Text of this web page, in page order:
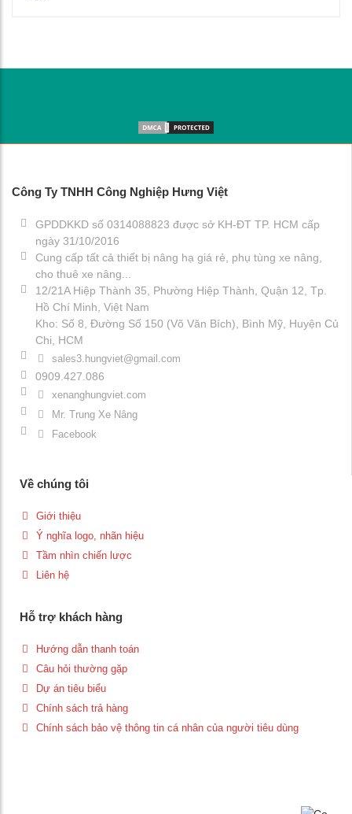
Công Ty TNHH Công Nghiệp Hưng Việt
GPDDKKD số 0314088823 được sở KH-ĐT TP. HCM cấp
ngày 31/10/2016
Cung cấp tất cả thiết bị nâng hạ giá rẻ, phụ tùng xe nâng,
cho thuê xe nâng...
12/21A Hiệp Thành 35, Phường Hiệp Thành, Quận 12, Tp.
Hồ Chí Minh, Việt Nam
Kho: Số 8, Đường Số 150 (Võ Văn Bích), Bình Mỹ, Huyện Củ
Chi, HCM
sales3.hungviet@gmail.com
0909.427.086
xenanghungviet.com
Mr. Trung Xe Nâng
Facebook
Về chúng tôi
Giới thiệu
Ý nghĩa logo, nhãn hiệu
Tầm nhìn chiến lược
Liên hệ
Hỗ trợ khách hàng
Hướng dẫn thanh toán
Câu hỏi thường gặp
Dự án tiêu biểu
Chính sách trả hàng
Chính sách bảo vệ thông tin cá nhân của người tiêu dùng